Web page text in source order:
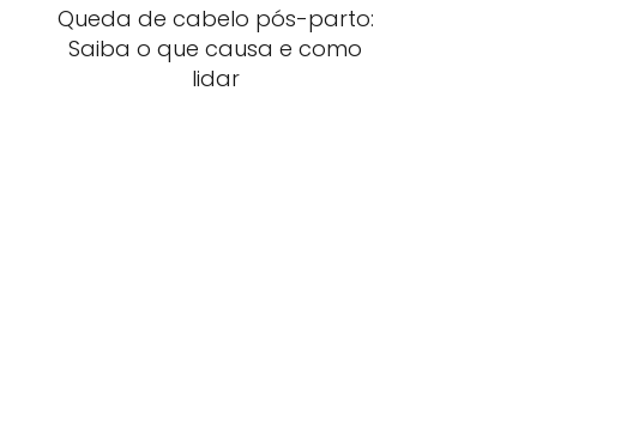
Queda de cabelo pós-parto:
Saiba o que causa e como
lidar